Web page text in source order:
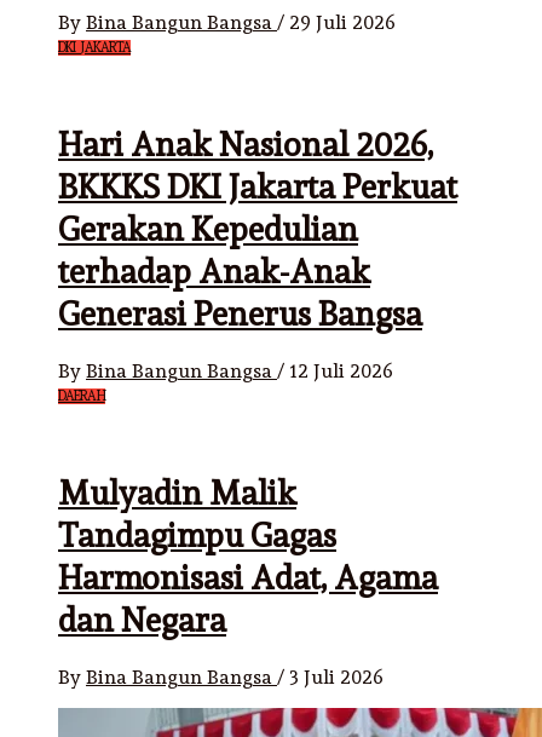
By Bina Bangun Bangsa / 29 Juli 2026
DKI JAKARTA
Hari Anak Nasional 2026,
BKKKS DKI Jakarta Perkuat
Gerakan Kepedulian
terhadap Anak-Anak
Generasi Penerus Bangsa
By Bina Bangun Bangsa / 12 Juli 2026
DAERAH
Mulyadin Malik
Tandagimpu Gagas
Harmonisasi Adat, Agama
dan Negara
By Bina Bangun Bangsa / 3 Juli 2026